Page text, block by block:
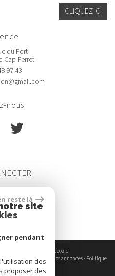
CLIQUEZ ICI
du Port
Cap-Ferret
97 43
nous
Traduction powered by Google
-Liens-Admin -Toutes nos annonces- Politique
reste là
site
pendant
des
proposer des